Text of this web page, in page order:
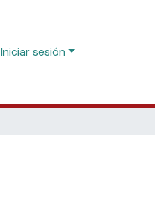
Iniciar sesión